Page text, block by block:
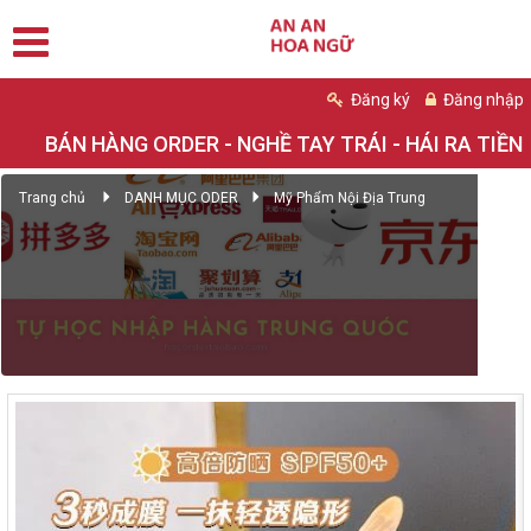
Đăng ký Đăng nhập
BÁN HÀNG ORDER - NGHỀ TAY TRÁI - HÁI RA TIỀN
Trang chủ DANH MỤC ODER Mỹ Phẩm Nội Địa Trung